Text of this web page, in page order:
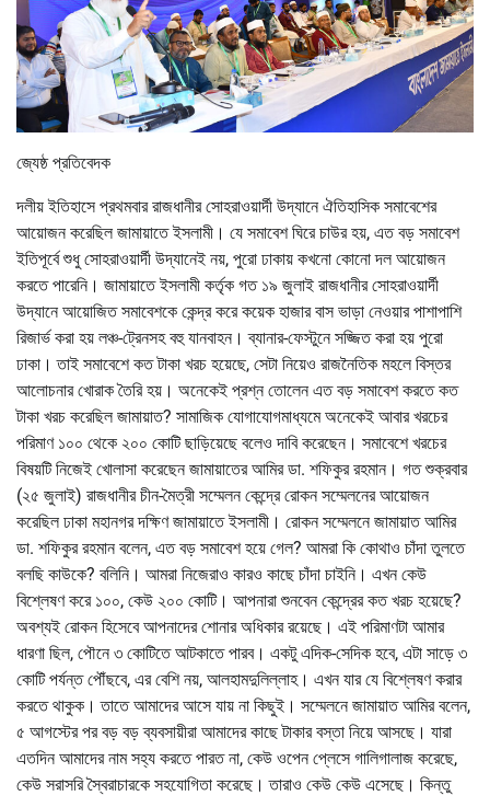
জ্যেষ্ঠ প্রতিবেদক
দলীয় ইতিহাসে প্রথমবার রাজধানীর সোহরাওয়ার্দী উদ্যানে ঐতিহাসিক সমাবেশের
আয়োজন করেছিল জামায়াতে ইসলামী। যে সমাবেশ ঘিরে চাউর হয়, এত বড় সমাবেশ
ইতিপূর্বে শুধু সোহরাওয়ার্দী উদ্যানেই নয়, পুরো ঢাকায় কখনো কোনো দল আয়োজন
করতে পারেনি। জামায়াতে ইসলামী কর্তৃক গত ১৯ জুলাই রাজধানীর সোহরাওয়ার্দী
উদ্যানে আয়োজিত সমাবেশকে কেন্দ্র করে কয়েক হাজার বাস ভাড়া নেওয়ার পাশাপাশি
রিজার্ভ করা হয় লঞ্চ-ট্রেনসহ বহু যানবাহন। ব্যানার-ফেস্টুনে সজ্জিত করা হয় পুরো
ঢাকা। তাই সমাবেশে কত টাকা খরচ হয়েছে, সেটা নিয়েও রাজনৈতিক মহলে বিস্তর
আলোচনার খোরাক তৈরি হয়। অনেকেই প্রশ্ন তোলেন এত বড় সমাবেশ করতে কত
টাকা খরচ করেছিল জামায়াত? সামাজিক যোগাযোগমাধ্যমে অনেকেই আবার খরচের
পরিমাণ ১০০ থেকে ২০০ কোটি ছাড়িয়েছে বলেও দাবি করেছেন। সমাবেশে খরচের
বিষয়টি নিজেই খোলাসা করেছেন জামায়াতের আমির ডা. শফিকুর রহমান। গত শুক্রবার
(২৫ জুলাই) রাজধানীর চীন-মৈত্রী সম্মেলন কেন্দ্রে রোকন সম্মেলনের আয়োজন
করেছিল ঢাকা মহানগর দক্ষিণ জামায়াতে ইসলামী। রোকন সম্মেলনে জামায়াত আমির
ডা. শফিকুর রহমান বলেন, এত বড় সমাবেশ হয়ে গেল? আমরা কি কোথাও চাঁদা তুলতে
বলছি কাউকে? বলিনি। আমরা নিজেরাও কারও কাছে চাঁদা চাইনি। এখন কেউ
বিশ্লেষণ করে ১০০, কেউ ২০০ কোটি। আপনারা শুনবেন কেন্দ্রের কত খরচ হয়েছে?
অবশ্যই রোকন হিসেবে আপনাদের শোনার অধিকার রয়েছে। এই পরিমাণটা আমার
ধারণা ছিল, পৌনে ৩ কোটিতে আটকাতে পারব। একটু এদিক-সেদিক হবে, এটা সাড়ে ৩
কোটি পর্যন্ত পৌঁছবে, এর বেশি নয়, আলহামদুলিল্লাহ। এখন যার যে বিশ্লেষণ করার
করতে থাকুক। তাতে আমাদের আসে যায় না কিছুই। সম্মেলনে জামায়াত আমির বলেন,
৫ আগস্টের পর বড় বড় ব্যবসায়ীরা আমাদের কাছে টাকার বস্তা নিয়ে আসছে। যারা
এতদিন আমাদের নাম সহ্য করতে পারত না, কেউ ওপেন প্লেসে গালিগালাজ করেছে,
কেউ সরাসরি স্বৈরাচারকে সহযোগিতা করেছে। তারাও কেউ কেউ এসেছে। কিন্তু